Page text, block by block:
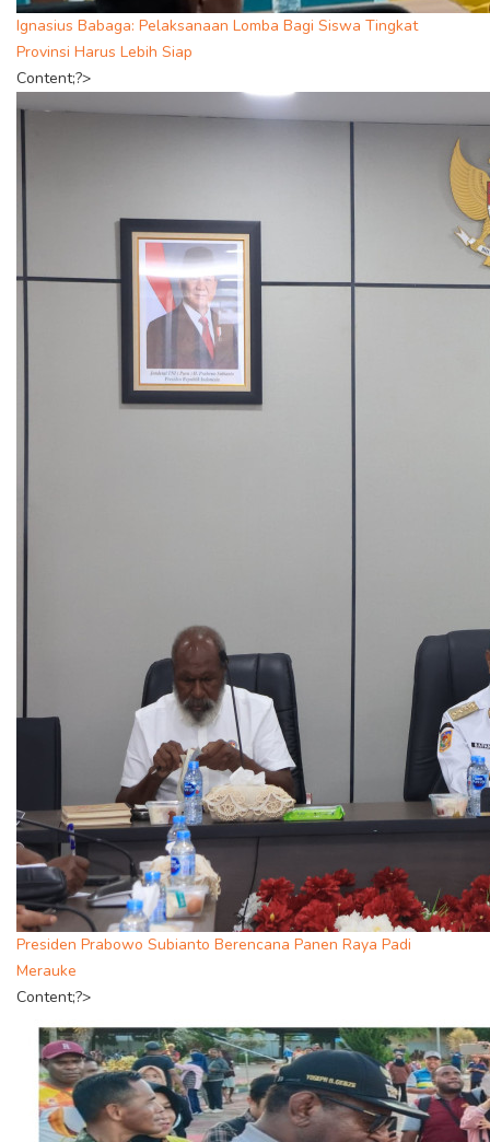
Ignasius Babaga: Pelaksanaan Lomba Bagi Siswa Tingkat
Provinsi Harus Lebih Siap
Content;?>
Presiden Prabowo Subianto Berencana Panen Raya Padi
Merauke
Content;?>